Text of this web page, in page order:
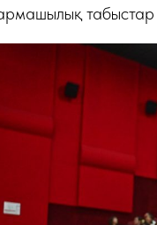
табыстар